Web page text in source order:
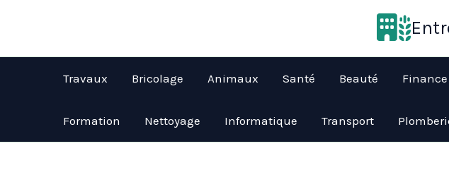
Travaux Bricolage Animaux Santé Beauté Finance
Formation Nettoyage Informatique Transport